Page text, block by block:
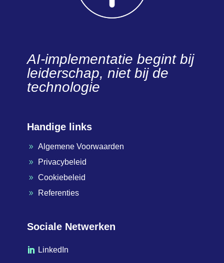
AI-implementatie begint bij
leiderschap, niet bij de
technologie
Handige links
9 Algemene Voorwaarden
9 Privacybeleid
9 Cookiebeleid
9 Referenties
Sociale Netwerken
 LinkedIn